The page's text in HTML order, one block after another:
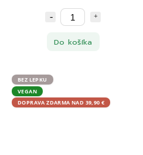
Do košíka
BEZ LEPKU
VEGAN
DOPRAVA ZDARMA NAD 39,90 €